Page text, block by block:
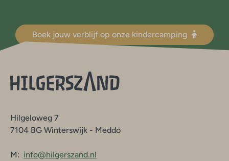
Boek jouw verblijf op onze kindercamping
Hilgeloweg 7
7104 BG Winterswijk - Meddo
M: info@hilgerszand.nl